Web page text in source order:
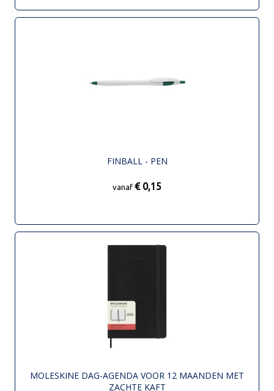
FINBALL - PEN
vanaf € 0,15
MOLESKINE DAG-AGENDA VOOR 12 MAANDEN MET
ZACHTE KAFT